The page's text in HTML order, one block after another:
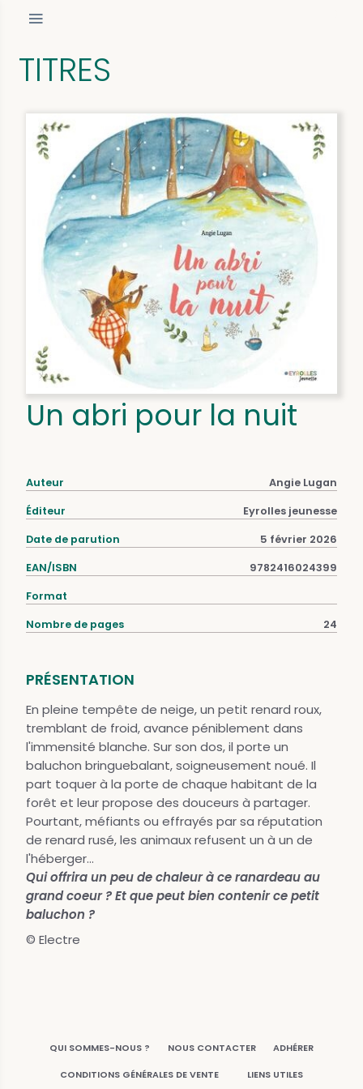
TITRES
Un abri pour la nuit
Auteur Angie Lugan
Éditeur Eyrolles jeunesse
Date de parution 5 février 2026
EAN/ISBN 9782416024399
Format
Nombre de pages 24
PRÉSENTATION
En pleine tempête de neige, un petit renard roux,
tremblant de froid, avance péniblement dans
l'immensité blanche. Sur son dos, il porte un
baluchon bringuebalant, soigneusement noué. Il
part toquer à la porte de chaque habitant de la
forêt et leur propose des douceurs à partager.
Pourtant, méfiants ou effrayés par sa réputation
de renard rusé, les animaux refusent un à un de
l'héberger...
Qui offrira un peu de chaleur à ce ranardeau au
grand coeur ? Et que peut bien contenir ce petit
baluchon ?
© Electre
QUI SOMMES-NOUS ? NOUS CONTACTER ADHÉRER
CONDITIONS GÉNÉRALES DE VENTE LIENS UTILES